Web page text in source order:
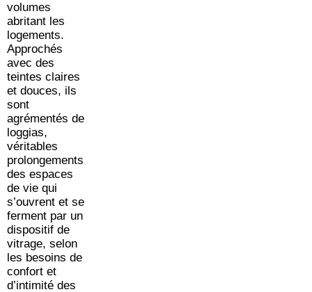
volumes
abritant les
logements.
Approchés
avec des
teintes claires
et douces, ils
sont
agrémentés de
loggias,
véritables
prolongements
des espaces
de vie qui
s’ouvrent et se
ferment par un
dispositif de
vitrage, selon
les besoins de
confort et
d’intimité des